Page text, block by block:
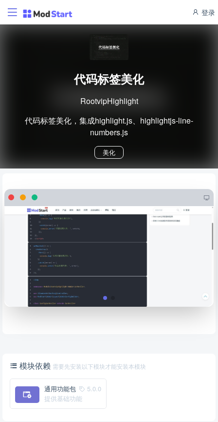
登录
代码标签美化
RootvipHighlight
代码标签美化，集成highlight.js、highlightjs-line-
numbers.js
美化
模块依赖 需要先安装以下模块才能安装本模块
5.0.0
通用功能包
提供基础功能